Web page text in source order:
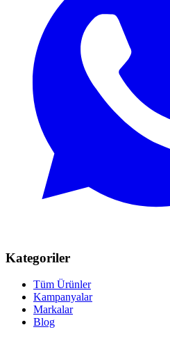
Kategoriler
Tüm Ürünler
Kampanyalar
Markalar
Blog